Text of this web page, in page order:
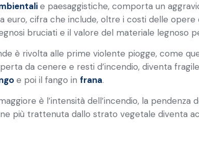
e paesaggistiche, comporta un
cifra che include, oltre i costi delle opere
bruciati e il valore del materiale legnoso
è rivolta alle prime violente piogge, come
da cenere e resti d’incendio, diventa
e poi il fango in frana.
è l’intensità dell’incendio, la pendenza
più trattenuta dallo strato vegetale diventa